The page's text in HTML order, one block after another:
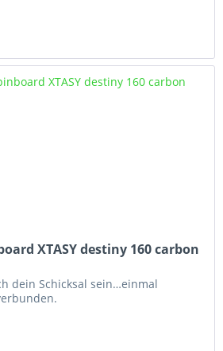
XTASY destiny 160 carbon
dein Schicksal sein…einmal